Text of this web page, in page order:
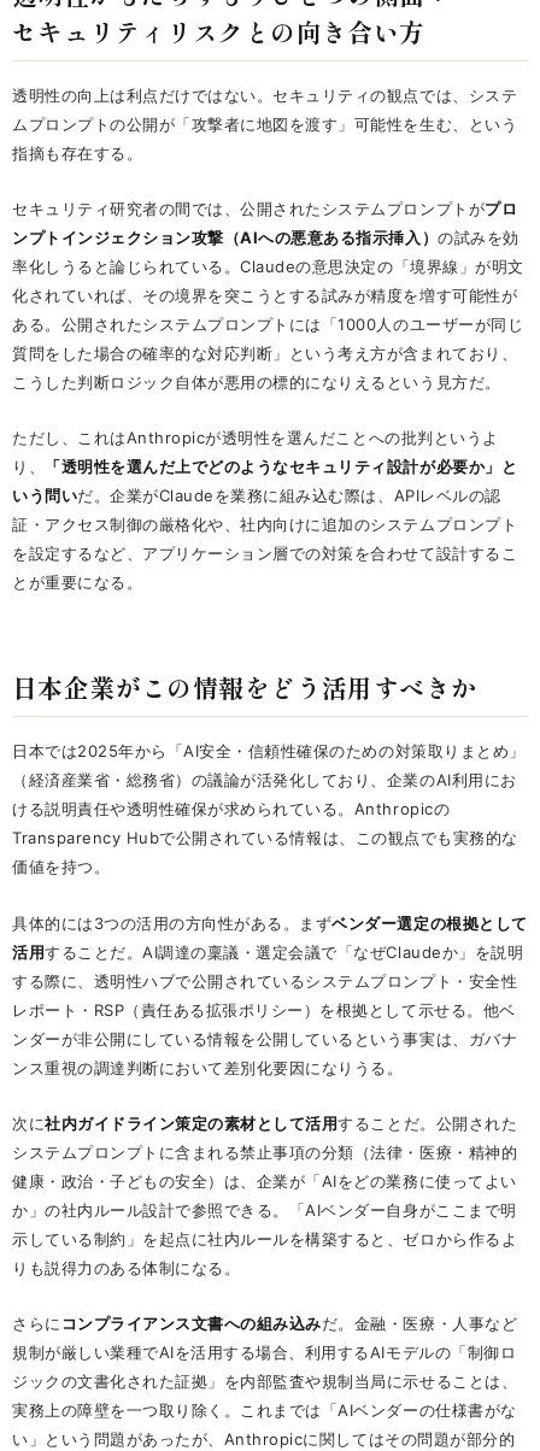
セキュリティリスクとの向き合い方
透明性の向上は利点だけではない。セキュリティの観点では、システ
ムプロンプトの公開が「攻撃者に地図を渡す」可能性を生む、という
指摘も存在する。
セキュリティ研究者の間では、公開されたシステムプロンプトがプロ
ンプトインジェクション攻撃（AIへの悪意ある指示挿入）の試みを効
率化しうると論じられている。Claudeの意思決定の「境界線」が明文
化されていれば、その境界を突こうとする試みが精度を増す可能性が
ある。公開されたシステムプロンプトには「1000人のユーザーが同じ
質問をした場合の確率的な対応判断」という考え方が含まれており、
こうした判断ロジック自体が悪用の標的になりえるという見方だ。
ただし、これはAnthropicが透明性を選んだことへの批判というよ
り、
「透明性を選んだ上でどのようなセキュリティ設計が必要か」と
いう問いだ。企業がClaudeを業務に組み込む際は、APIレベルの認
証・アクセス制御の厳格化や、社内向けに追加のシステムプロンプト
を設定するなど、アプリケーション層での対策を合わせて設計するこ
とが重要になる。
日本企業がこの情報をどう活用すべきか
日本では2025年から「AI安全・信頼性確保のための対策取りまとめ」
（経済産業省・総務省）の議論が活発化しており、企業のAI利用にお
ける説明責任や透明性確保が求められている。Anthropicの
Transparency Hubで公開されている情報は、この観点でも実務的な
価値を持つ。
具体的には3つの活用の方向性がある。まずベンダー選定の根拠として
活用することだ。AI調達の稟議・選定会議で「なぜClaudeか」を説明
する際に、透明性ハブで公開されているシステムプロンプト・安全性
レポート・RSP（責任ある拡張ポリシー）を根拠として示せる。他ベ
ンダーが非公開にしている情報を公開しているという事実は、ガバナ
ンス重視の調達判断において差別化要因になりうる。
次に社内ガイドライン策定の素材として活用することだ。公開された
システムプロンプトに含まれる禁止事項の分類（法律・医療・精神的
健康・政治・子どもの安全）は、企業が「AIをどの業務に使ってよい
か」の社内ルール設計で参照できる。「AIベンダー自身がここまで明
示している制約」を起点に社内ルールを構築すると、ゼロから作るよ
りも説得力のある体制になる。
さらに コンプライアンス文書への組み込みだ。金融・医療・人事など
規制が厳しい業種でAIを活用する場合、利用するAIモデルの「制御ロ
ジックの文書化された証拠」を内部監査や規制当局に示せることは、
実務上の障壁を一つ取り除く。これまでは「AIベンダーの仕様書がな
い」という問題があったが、Anthropicに関してはその問題が部分的